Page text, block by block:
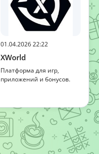
01.04.2026 22:22
XWorld
Платформа для игр,
приложений и бонусов.